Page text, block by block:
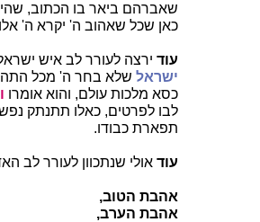
שאברהם ביאר בו הכתוב,
כאן שכל שאהוב ה' יקרא ה'
עוד ירצה לעורר לב איש
ישראל שלא בחר ה' מכל
כסא מלכות עולם, והוא אומרו
לבו לפרטים, כאלו תתנתק
תפארת כבודו.
עוד אולי שנתכוון לעורר לב
אהבת הטוב,
אהבת הערב,